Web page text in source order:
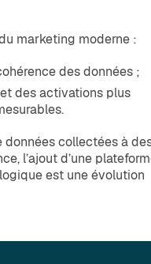
marketing moderne :
des données ;
des activations plus
collectées à
l’ajout d’une
est une évolution